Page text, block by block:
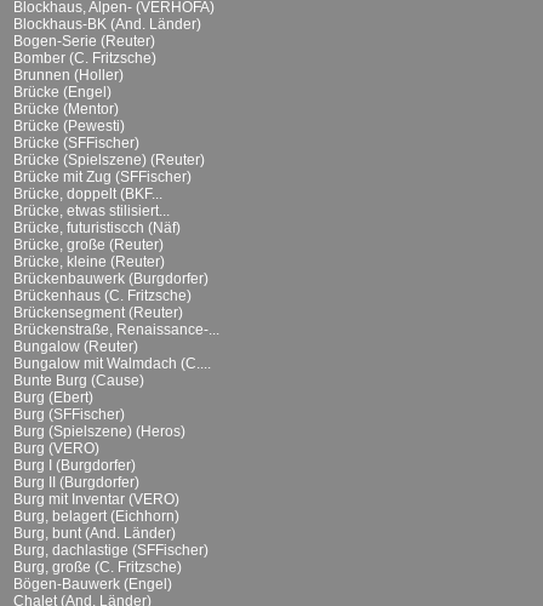
Blockhaus, Alpen- (VERHOFA)
Blockhaus-BK (And. Länder)
Bogen-Serie (Reuter)
Bomber (C. Fritzsche)
Brunnen (Holler)
Brücke (Engel)
Brücke (Mentor)
Brücke (Pewesti)
Brücke (SFFischer)
Brücke (Spielszene) (Reuter)
Brücke mit Zug (SFFischer)
Brücke, doppelt (BKF...
Brücke, etwas stilisiert...
Brücke, futuristiscch (Näf)
Brücke, große (Reuter)
Brücke, kleine (Reuter)
Brückenbauwerk (Burgdorfer)
Brückenhaus (C. Fritzsche)
Brückensegment (Reuter)
Brückenstraße, Renaissance-...
Bungalow (Reuter)
Bungalow mit Walmdach (C....
Bunte Burg (Cause)
Burg (Ebert)
Burg (SFFischer)
Burg (Spielszene) (Heros)
Burg (VERO)
Burg I (Burgdorfer)
Burg II (Burgdorfer)
Burg mit Inventar (VERO)
Burg, belagert (Eichhorn)
Burg, bunt (And. Länder)
Burg, dachlastige (SFFischer)
Burg, große (C. Fritzsche)
Bögen-Bauwerk (Engel)
Chalet (And. Länder)